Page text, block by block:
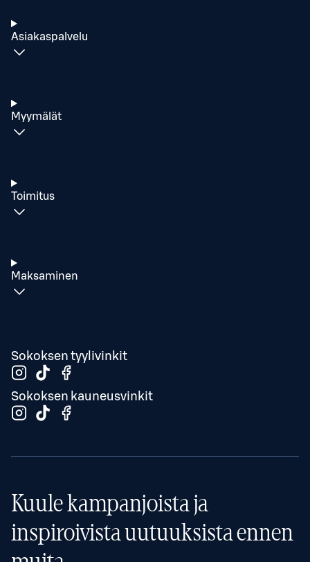
Asiakaspalvelu
Myymälät
Toimitus
Maksaminen
Sokoksen tyylivinkit
Sokoksen kauneusvinkit
Kuule kampanjoista ja
inspiroivista uutuuksista ennen